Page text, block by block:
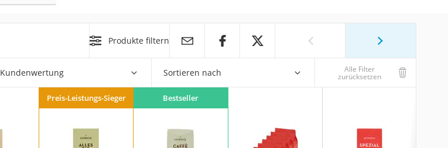
Produkte filtern
Kundenwertung Sortieren nach Alle Filter
zurücksetzen
Preis-Leistungs-Sieger Bestseller